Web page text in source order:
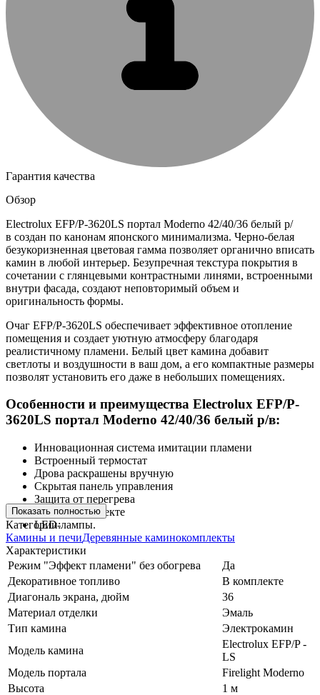
Гарантия качества
Обзор
Electrolux EFP/P-3620LS портал Moderno 42/40/36 белый р/
в создан по канонам японского минимализма. Черно-белая
безукоризненная цветовая гамма позволяет органично вписать
камин в любой интерьер. Безупречная текстура покрытия в
сочетании с глянцевыми контрастными линями, встроенными
внутри фасада, создают неповторимый объем и
оригинальность формы.
Очаг EFP/P-3620LS обеспечивает эффективное отопление
помещения и создает уютную атмосферу благодаря
реалистичному пламени. Белый цвет камина добавит
светлоты и воздушности в ваш дом, а его компактные размеры
позволят установить его даже в небольших помещениях.
Особенности и преимущества Electrolux EFP/P-
3620LS портал Moderno 42/40/36 белый р/в:
Инновационная система имитации пламени
Встроенный термостат
Дрова раскрашены вручную
Скрытая панель управления
Защита от перегрева
Пульт в комплекте
LED-лампы.
Показать полностью
Категории:
Камины и печиДеревянные каминокомплекты
Характеристики
Режим "Эффект пламени" без обогрева
Да
Декоративное топливо
В комплекте
Диагональ экрана, дюйм
36
Материал отделки
Эмаль
Тип камина
Электрокамин
Модель камина
Electrolux EFP/P -
LS
Модель портала
Firelight Moderno
Высота
1 м